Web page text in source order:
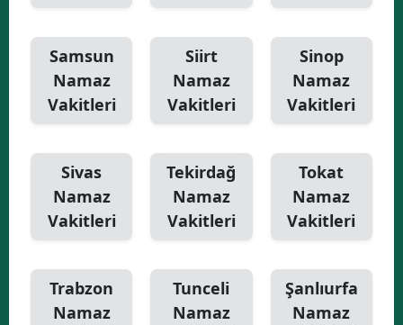
Samsun
Namaz
Vakitleri
Siirt
Namaz
Vakitleri
Sinop
Namaz
Vakitleri
Sivas
Namaz
Vakitleri
Tekirdağ
Namaz
Vakitleri
Tokat
Namaz
Vakitleri
Trabzon
Namaz
Tunceli
Namaz
Şanlıurfa
Namaz